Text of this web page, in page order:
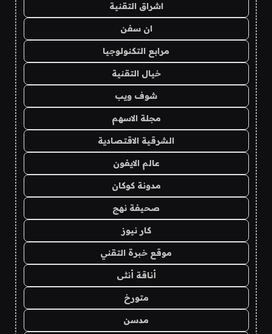
اشراق التقنية
ان سفن
مرابع التكنولوجيا
خيال التقنية
شوف ويب
مجلة الاسهم
الشرقية الاقتصادية
عالم الايفون
مدونة كوكان
صحيفة نهج
كار نيوز
موقع خبرة التقني
أناقة أنثى
متورخ
مدسن